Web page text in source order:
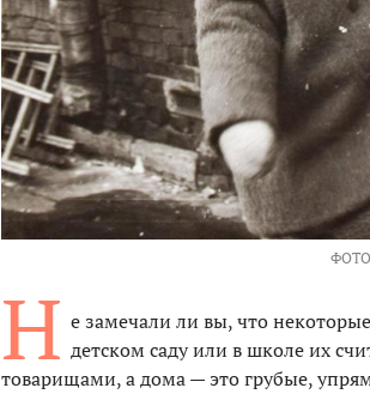
ФОТО
Н е замечали ли вы, что
детском саду или в школе их
товарищами, а дома — это грубые,